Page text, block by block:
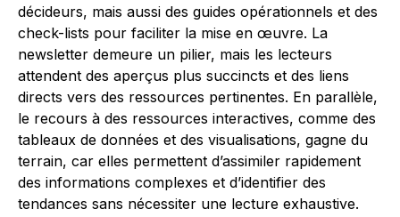
décideurs, mais aussi des guides opérationnels et des
check-lists pour faciliter la mise en œuvre. La
newsletter demeure un pilier, mais les lecteurs
attendent des aperçus plus succincts et des liens
directs vers des ressources pertinentes. En parallèle,
le recours à des ressources interactives, comme des
tableaux de données et des visualisations, gagne du
terrain, car elles permettent d’assimiler rapidement
des informations complexes et d’identifier des
tendances sans nécessiter une lecture exhaustive.